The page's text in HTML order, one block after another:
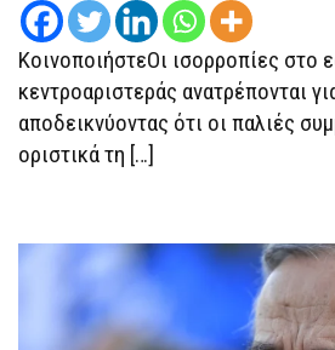
ΚοινοποιήστεΟι ισορροπίες στο
κεντροαριστεράς ανατρέπονται
αποδεικνύοντας ότι οι παλιές
οριστικά τη […]